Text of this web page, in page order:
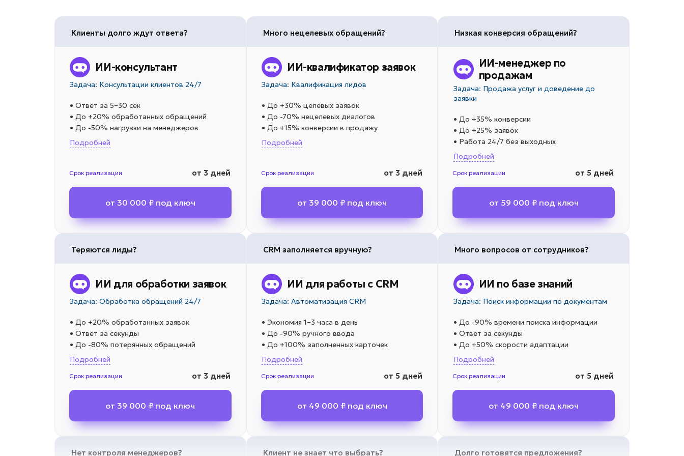
Клиенты долго ждут ответа?
ИИ-консультант
Задача: Консультации клиентов 24/7
• Ответ за 5–30 сек
• До +20% обработанных обращений
• До -50% нагрузки на менеджеров
Подробней
Срок реализации от 3 дней
от 30 000 ₽ под ключ
Много нецелевых обращений?
ИИ-квалификатор заявок
Задача: Квалификация лидов
• До +30% целевых заявок
• До -70% нецелевых диалогов
• До +15% конверсии в продажу
Подробней
Срок реализации от 3 дней
от 39 000 ₽ под ключ
Низкая конверсия обращений?
ИИ-менеджер по
продажам
Задача: Продажа услуг и доведение до
заявки
• До +35% конверсии
• До +25% заявок
• Работа 24/7 без выходных
Подробней
Срок реализации от 5 дней
от 59 000 ₽ под ключ
Теряются лиды?
ИИ для обработки заявок
Задача: Обработка обращений 24/7
• До +20% обработанных заявок
• Ответ за секунды
• До -80% потерянных обращений
Подробней
Срок реализации от 3 дней
от 39 000 ₽ под ключ
CRM заполняется вручную?
ИИ для работы с CRM
Задача: Автоматизация CRM
• Экономия 1–3 часа в день
• До -90% ручного ввода
• До +100% заполненных карточек
Подробней
Срок реализации от 5 дней
от 49 000 ₽ под ключ
Много вопросов от сотрудников?
ИИ по базе знаний
Задача: Поиск информации по документам
• До -90% времени поиска информации
• Ответ за секунды
• До +50% скорости адаптации
Подробней
Срок реализации от 5 дней
от 49 000 ₽ под ключ
Нет контроля менеджеров? Клиент не знает что выбрать? Долго готовятся предложения?